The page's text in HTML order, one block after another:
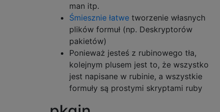
man itp.
Śmiesznie łatwe tworzenie własnych
plików formuł (np. Deskryptorów
pakietów)
Ponieważ jesteś z rubinowego tła,
kolejnym plusem jest to, że wszystko
jest napisane w rubinie, a wszystkie
formuły są prostymi skryptami ruby